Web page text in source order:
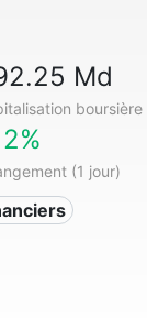
Md
boursière
(1 jour)